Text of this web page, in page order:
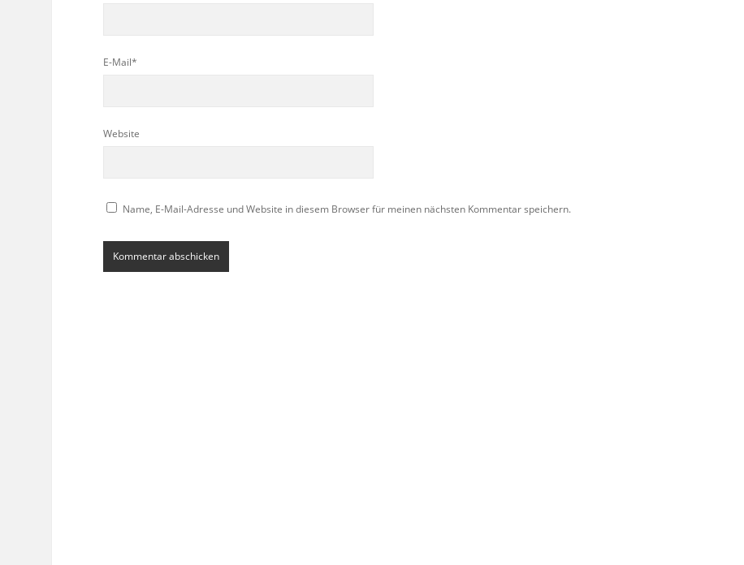
E-Mail*
Website
Name, E-Mail-Adresse und Website in diesem Browser für meinen nächsten Kommentar speichern.